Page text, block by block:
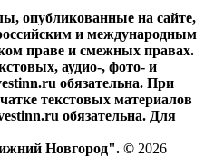
опубликованные на сайте,
и международным
праве и смежных правах.
аудио-, фото- и
обязательна. При
текстовых материалов
обязательна. Для
Новгород". © 2026